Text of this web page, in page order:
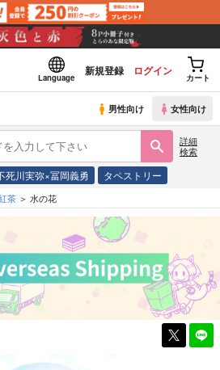
Language
新規登録 ログイン
カート
男性向け 女性向け
詳細
検索
死川実弥×冨岡義勇 タペストリー
茶 水の花